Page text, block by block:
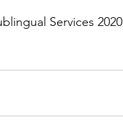
Services 2020